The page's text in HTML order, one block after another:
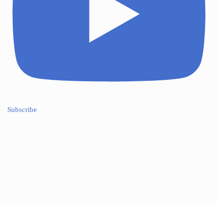
Subscribe